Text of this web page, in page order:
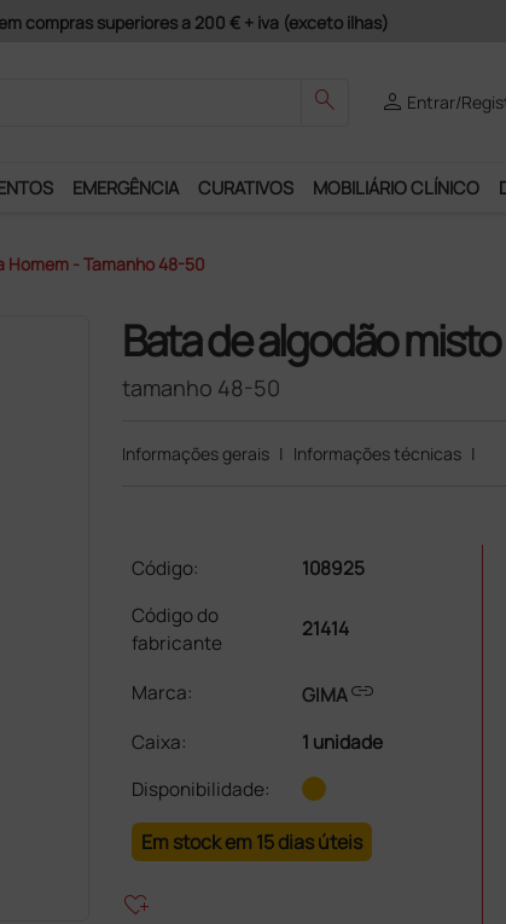
e Garantia de Satisfação!
search person Entrar/
EMERGÊNCIA CURATIVOS MOBILIÁRIO CLÍNICO
Homem - Tamanho 48-50
Bata de algodão
tamanho 48-50
Informações gerais | Informações técnicas |
Código:
108925
Código do
fabricante
21414
Marca: GIMAlink
Caixa:
1 unidade
Disponibilidade:
Em stock em 15 dias úteis
heart_plus